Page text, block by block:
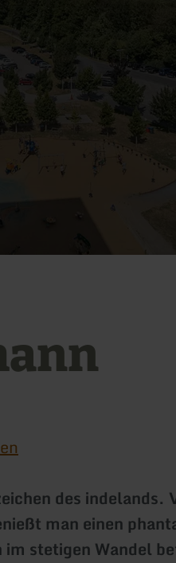
des indelands.
man einen
stetigen Wandel